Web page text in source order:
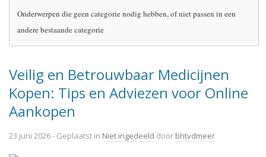
Onderwerpen die geen categorie nodig hebben, of niet passen in een
andere bestaande categorie
Veilig en Betrouwbaar Medicijnen
Kopen: Tips en Adviezen voor Online
Aankopen
23 juni 2026- Geplaatst in Niet ingedeeld door bhtvdmeer